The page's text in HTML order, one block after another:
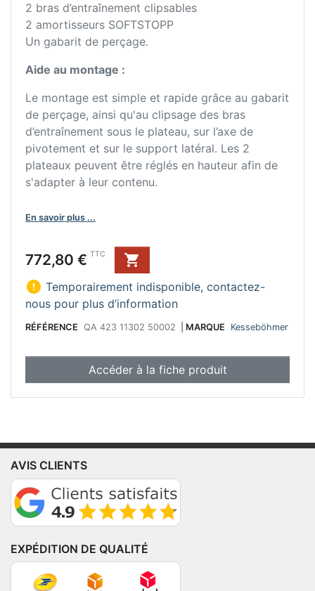
2 bras d’entraînement clipsables
2 amortisseurs SOFTSTOPP
Un gabarit de perçage.
Aide au montage :
Le montage est simple et rapide grâce au gabarit
de perçage, ainsi qu'au clipsage des bras
d’entraînement sous le plateau, sur l’axe de
pivotement et sur le support latéral. Les 2
plateaux peuvent être réglés en hauteur afin de
s'adapter à leur contenu.
En savoir plus ...
Prix
772,80 € TTC

 Temporairement indisponible, contactez-
nous pour plus d’information
RÉFÉRENCE QA 423 11302 50002 MARQUE Kesseböhmer
Accéder à la fiche produit
AVIS CLIENTS
EXPÉDITION DE QUALITÉ